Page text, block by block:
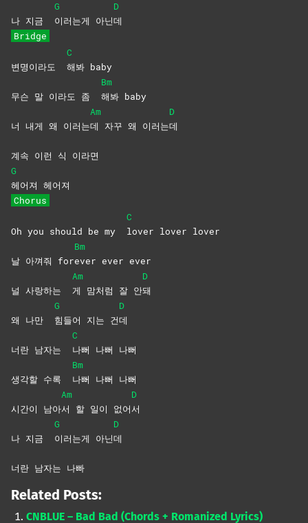
나 지금
G
이러는게 아닌
D
데
Bridge
변명이라도
C
해봐 baby
무슨 말 이라도 좀
Bm
해봐 baby
너 내게 왜 이러는
Am
데 자꾸 왜 이러는
D
데
계속 이런 식 이라면
G
헤어져 헤어져
Chorus
Oh you should be my
C
lover lover lover
날 아껴줘 for
Bm
ever ever ever
널 사랑하는
Am
게 맘처럼 잘 안
D
돼
왜 나만
G
힘들어 지는 건
D
데
너란 남자는
C
나뻐 나뻐 나뻐
생각할 수록
Bm
나뻐 나뻐 나뻐
시간이 남아
Am
서 할 일이 없어
D
서
나 지금
G
이러는게 아닌
D
데
너란 남자는 나빠
Related Posts:
CNBLUE – Bad Bad (Chords + Romanized Lyrics)